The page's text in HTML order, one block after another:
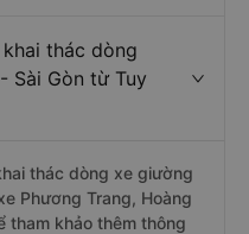
thác dòng
Sài Gòn từ Tuy
thác dòng xe giường
Phương Trang, Hoàng
tham khảo thêm thông